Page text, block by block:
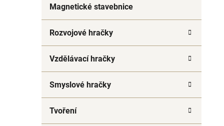
g
i
Magnetické stavebnice
Rozvojové hračky
Vzdělávací hračky
Smyslové hračky
Tvoření